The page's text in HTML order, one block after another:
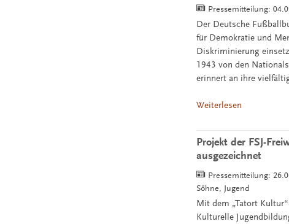
Pressemitteilung:
Der Deutsche
für Demokratie und
Diskriminierung
1943 von den
erinnert an ihre
Weiterlesen
Projekt der FSJ-
ausgezeichnet
Pressemitteilung:
Söhne, Jugend
Mit dem „Tatort
Kulturelle